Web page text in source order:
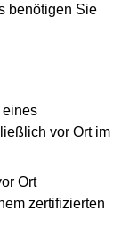
benötigen Sie
eines
vor Ort im
Ort
zertifizierten